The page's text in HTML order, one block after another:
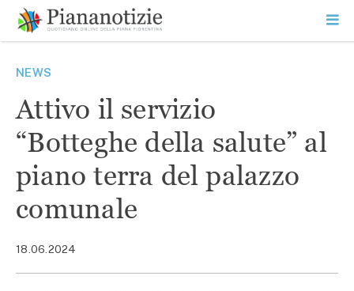
contenuto
SEARCH
NEWS
Attivo il servizio
“Botteghe della salute” al
piano terra del palazzo
comunale
18.06.2024